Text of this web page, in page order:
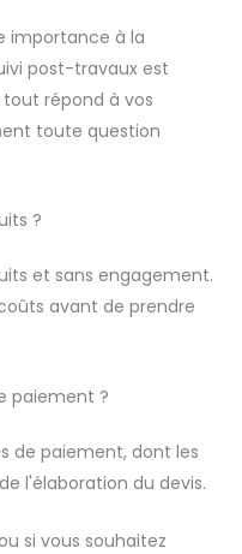
importance à la
post-travaux est
répond à vos
toute question
?
et sans engagement.
avant de prendre
paiement ?
de paiement, dont les
l'élaboration du devis.
si vous souhaitez